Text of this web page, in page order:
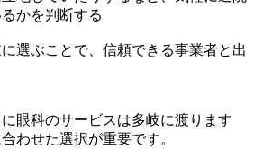
かを判断する
選ぶことで、信頼できる事業者と出
眼科のサービスは多岐に渡ります
わせた選択が重要です。